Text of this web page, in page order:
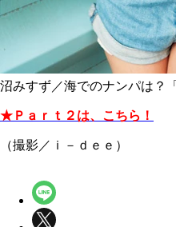
沼みすず／海でのナンパは？
★Ｐａｒｔ２は、こちら！
（撮影／ｉ－ｄｅｅ）